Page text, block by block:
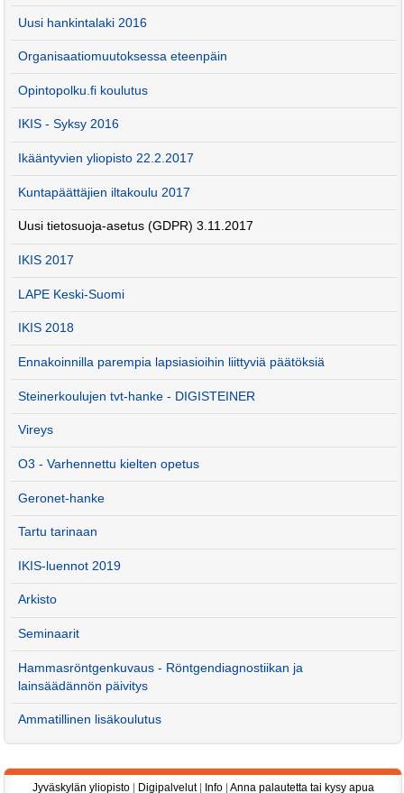
Uusi hankintalaki 2016
Organisaatiomuutoksessa eteenpäin
Opintopolku.fi koulutus
IKIS - Syksy 2016
Ikääntyvien yliopisto 22.2.2017
Kuntapäättäjien iltakoulu 2017
Uusi tietosuoja-asetus (GDPR) 3.11.2017
IKIS 2017
LAPE Keski-Suomi
IKIS 2018
Ennakoinnilla parempia lapsiasioihin liittyviä päätöksiä
Stei­ner­kou­lu­jen tvt-han­ke - DI­GIS­TEI­NER
Vireys
O3 - Varhennettu kielten opetus
Geronet-hanke
Tartu tarinaan
IKIS-luennot 2019
Arkisto
Seminaarit
Hammasröntgenkuvaus - Röntgendiagnostiikan ja
lainsäädännön päivitys
Ammatillinen lisäkoulutus
Jyväskylän yliopisto| Digipalvelut| Info| Anna palautetta tai kysy apua